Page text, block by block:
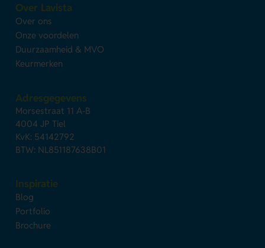
Over Lavista
Over ons
Onze voordelen
Duurzaamheid & MVO
Keurmerken
Adresgegevens
Morsestraat 11 A-B
4004 JP Tiel
KvK: 54142792
BTW: NL851187638B01
Inspiratie
Blog
Portfolio
Brochure